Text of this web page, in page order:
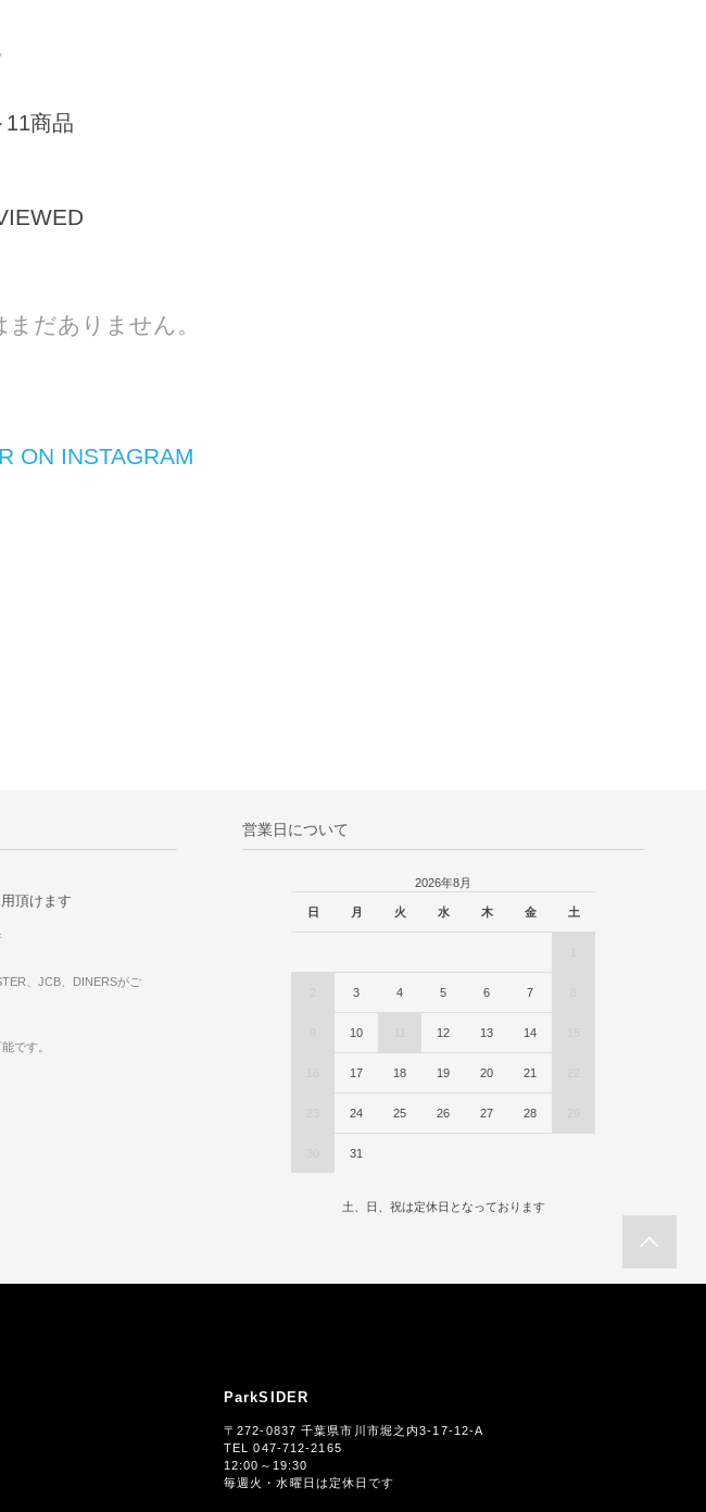
11商品
だありません。
ON INSTAGRAM
頂けます
、JCB、DINERSがご
です。
営業日について
2026年8月
日 月 火 水 木 金 土
3 4 5 6 7
10 12 13 14
17 18 19 20 21
24 25 26 27 28
31
土、日、祝は定休日となっております
ParkSIDER
〒272-0837 千葉県市川市堀之内3-17-12-A
TEL 047-712-2165
12:00～19:30
毎週火・水曜日は定休日です